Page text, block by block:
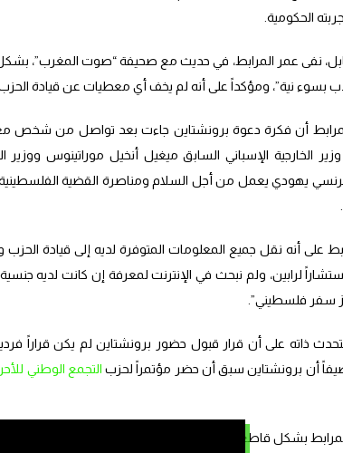
الحكومية.
نفى عمر المرابط، في حديث مع صحيفة “صوت المغرب”، بشكل
بسوء نية”، ومؤكداً على أنه لم يخف أي معطيات عن قيادة
أن فكرة دعوة برونشتاين جاءت بعد تواصل من شخص
الخارجية الإسباني السابق ميغيل أنخيل موراتينوس ووزير
يهودي يعمل من أجل السلام ومناصرة القضية
على أنه نقل جميع المعلومات المتوفرة لديه إلى قيادة
لرابين، ولم نبحث في الإنترنت لمعرفة إن كانت لديه
سفر فلسطيني”.
ذاته على أن قرار قبول حضور برونشتاين لم يكن قراراً فردياً
أن برونشتاين سبق أن حضر مؤتمراً لحزب التجمع الوطني
بشكل قاطع رواية هناوي بشأن حديثه عن “خلق توازن”